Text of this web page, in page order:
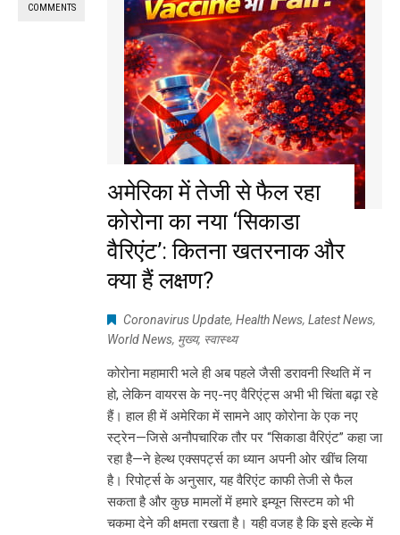
COMMENTS
अमेरिका में तेजी से फैल रहा
कोरोना का नया ‘सिकाडा
वैरिएंट’: कितना खतरनाक और
क्या हैं लक्षण?
Coronavirus Update, Health News, Latest News,
World News, मुख्य, स्वास्थ्य
कोरोना महामारी भले ही अब पहले जैसी डरावनी स्थिति में न
हो, लेकिन वायरस के नए-नए वैरिएंट्स अभी भी चिंता बढ़ा रहे
हैं। हाल ही में अमेरिका में सामने आए कोरोना के एक नए
स्ट्रेन—जिसे अनौपचारिक तौर पर “सिकाडा वैरिएंट” कहा जा
रहा है—ने हेल्थ एक्सपर्ट्स का ध्यान अपनी ओर खींच लिया
है। रिपोर्ट्स के अनुसार, यह वैरिएंट काफी तेजी से फैल
सकता है और कुछ मामलों में हमारे इम्यून सिस्टम को भी
चकमा देने की क्षमता रखता है। यही वजह है कि इसे हल्के में